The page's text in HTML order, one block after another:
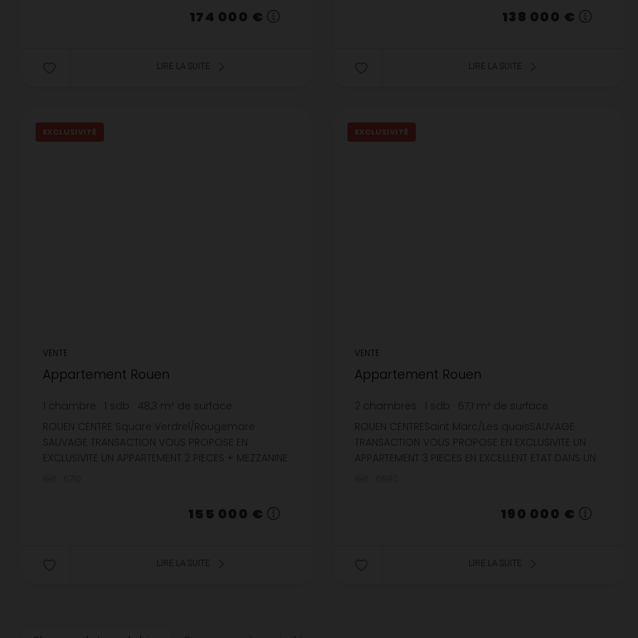
174 000 €
LIRE LA SUITE
138 000 €
LIRE LA SUITE
EXCLUSIVITÉ
VENTE
Appartement Rouen
1 chambre 1 sdb 48,3 m² de surface
3 209,11 € prix / m²
ROUEN CENTRE Square Verdrel/Rougemare
SAUVAGE TRANSACTION VOUS PROPOSE EN
EXCLUSIVITE UN APPARTEMENT 2 PIECES + MEZZANINE
155 000 €
LIRE LA SUITE
EXCLUSIVITÉ
VENTE
Appartement Rouen
2 chambres 1 sdb 67,1 m² de surface
2 831,59 € prix / m²
ROUEN CENTRESaint Marc/Les quaisSAUVAGE
TRANSACTION VOUS PROPOSE EN EXCLUSIVITE UN
APPARTEMENT 3 PIECES EN EXCELLENT ETAT DANS UN
190 000 €
LIRE LA SUITE